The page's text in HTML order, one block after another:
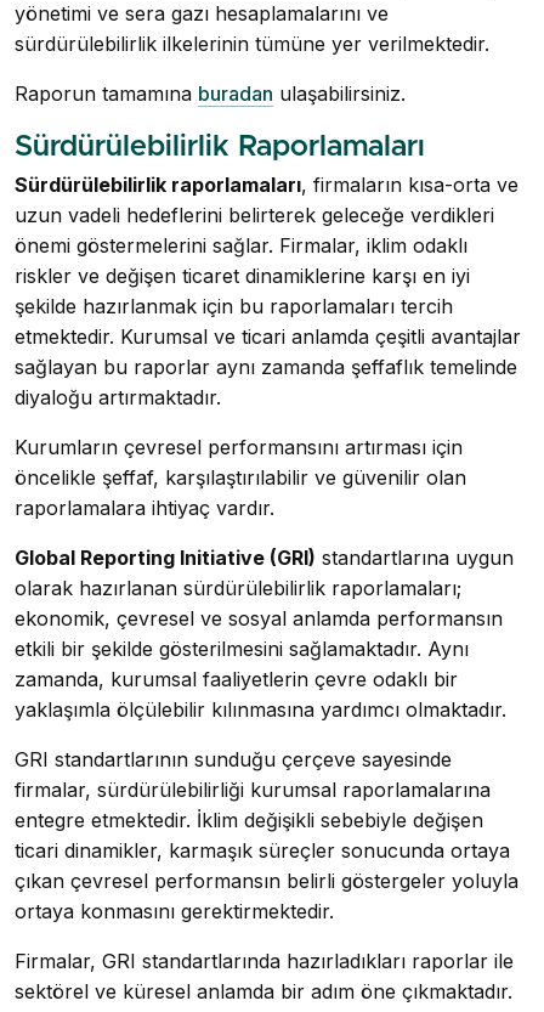
yönetimi ve sera gazı hesaplamalarını ve
sürdürülebilirlik ilkelerinin tümüne yer verilmektedir.
Raporun tamamına buradan ulaşabilirsiniz.
Sürdürülebilirlik Raporlamaları
Sürdürülebilirlik raporlamaları, firmaların kısa-orta ve
uzun vadeli hedeflerini belirterek geleceğe verdikleri
önemi göstermelerini sağlar. Firmalar, iklim odaklı
riskler ve değişen ticaret dinamiklerine karşı en iyi
şekilde hazırlanmak için bu raporlamaları tercih
etmektedir. Kurumsal ve ticari anlamda çeşitli avantajlar
sağlayan bu raporlar aynı zamanda şeffaflık temelinde
diyaloğu artırmaktadır.
Kurumların çevresel performansını artırması için
öncelikle şeffaf, karşılaştırılabilir ve güvenilir olan
raporlamalara ihtiyaç vardır.
Global Reporting Initiative (GRI) standartlarına uygun
olarak hazırlanan sürdürülebilirlik raporlamaları;
ekonomik, çevresel ve sosyal anlamda performansın
etkili bir şekilde gösterilmesini sağlamaktadır. Aynı
zamanda, kurumsal faaliyetlerin çevre odaklı bir
yaklaşımla ölçülebilir kılınmasına yardımcı olmaktadır.
GRI standartlarının sunduğu çerçeve sayesinde
firmalar, sürdürülebilirliği kurumsal raporlamalarına
entegre etmektedir. İklim değişikli sebebiyle değişen
ticari dinamikler, karmaşık süreçler sonucunda ortaya
çıkan çevresel performansın belirli göstergeler yoluyla
ortaya konmasını gerektirmektedir.
Firmalar, GRI standartlarında hazırladıkları raporlar ile
sektörel ve küresel anlamda bir adım öne çıkmaktadır.